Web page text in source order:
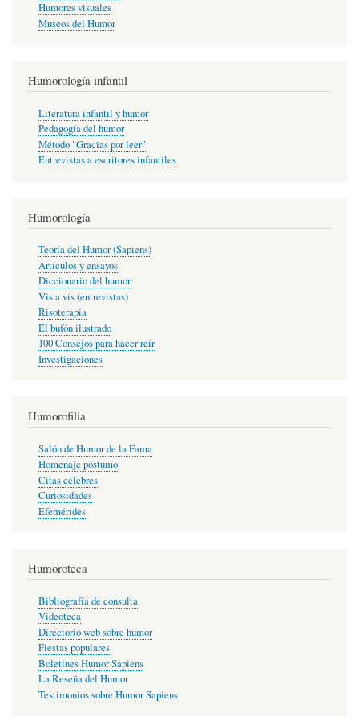
Humores visuales
Museos del Humor
Humorología infantil
Literatura infantil y humor
Pedagogía del humor
Método "Gracias por leer"
Entrevistas a escritores infantiles
Humorología
Teoría del Humor (Sapiens)
Artículos y ensayos
Diccionario del humor
Vis a vis (entrevistas)
Risoterapia
El bufón ilustrado
100 Consejos para hacer reír
Investigaciones
Humorofilia
Salón de Humor de la Fama
Homenaje póstumo
Citas célebres
Curiosidades
Efemérides
Humoroteca
Bibliografía de consulta
Videoteca
Directorio web sobre humor
Fiestas populares
Boletines Humor Sapiens
La Reseña del Humor
Testimonios sobre Humor Sapiens